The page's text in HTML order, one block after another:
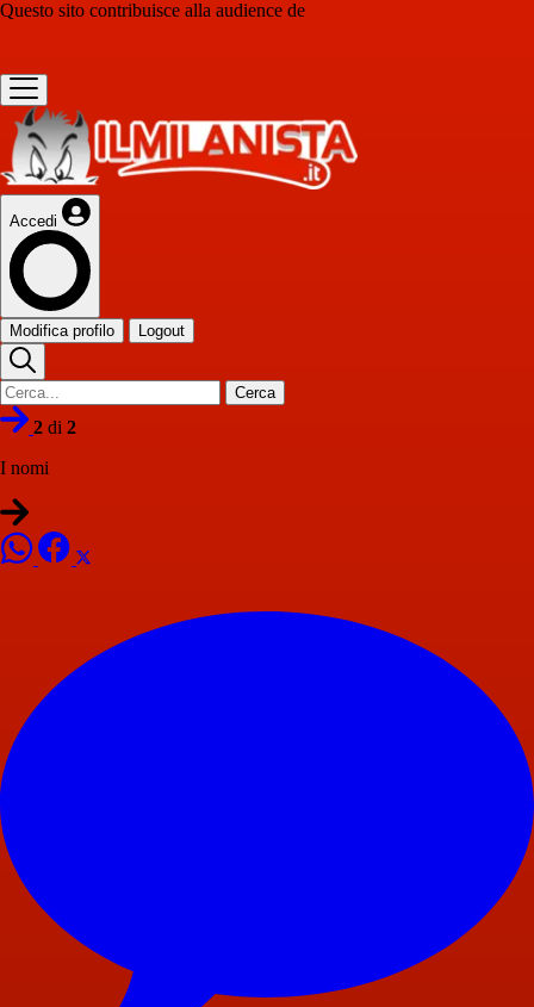
Questo sito contribuisce alla audience de
Accedi
Modifica profilo Logout
Cerca
2 di 2
I nomi